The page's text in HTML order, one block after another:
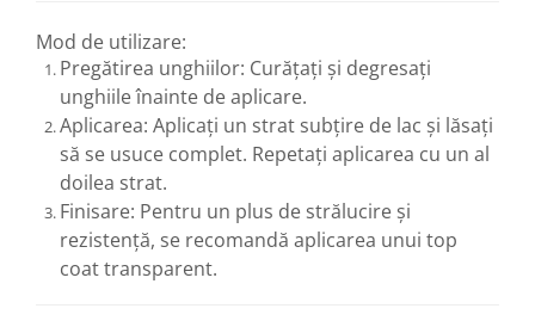
Mod de utilizare:
Pregătirea unghiilor: Curățați și degresați
unghiile înainte de aplicare.
Aplicarea: Aplicați un strat subțire de lac și lăsați
să se usuce complet. Repetați aplicarea cu un al
doilea strat.
Finisare: Pentru un plus de strălucire și
rezistență, se recomandă aplicarea unui top
coat transparent.